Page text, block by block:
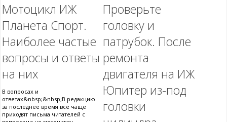
Мотоцикл ИЖ
Планета Спорт.
Наиболее частые
вопросы и ответы
на них
В вопросах и
ответах&nbsp;&nbsp;В редакцию
за последнее время все чаще
приходят письма читателей с
Проверьте
головку и
патрубок. После
ремонта
двигателя на ИЖ
Юпитер из-под
головки